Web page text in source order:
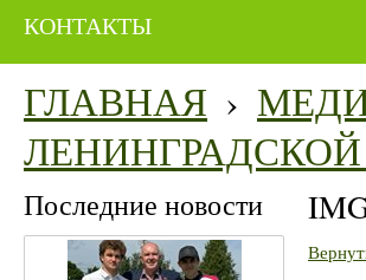
КОНТАКТЫ
ГЛАВНАЯ ›
Последние новости